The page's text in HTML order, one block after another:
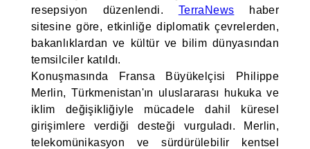
resepsiyon düzenlendi. TerraNews haber
sitesine göre, etkinliğe diplomatik çevrelerden,
bakanlıklardan ve kültür ve bilim dünyasından
temsilciler katıldı.
Konuşmasında Fransa Büyükelçisi Philippe
Merlin, Türkmenistan'ın uluslararası hukuka ve
iklim değişikliğiyle mücadele dahil küresel
girişimlere verdiği desteği vurguladı. Merlin,
telekomünikasyon ve sürdürülebilir kentsel